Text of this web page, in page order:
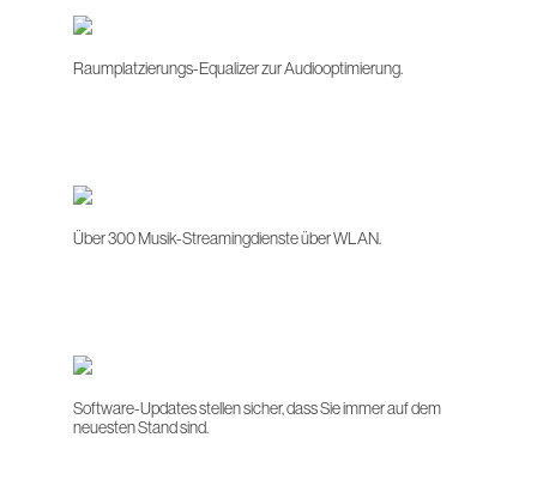
Raumplatzierungs-Equalizer zur Audiooptimierung.
Über 300 Musik-Streamingdienste über WLAN.
Software-Updates stellen sicher, dass Sie immer auf dem
neuesten Stand sind.